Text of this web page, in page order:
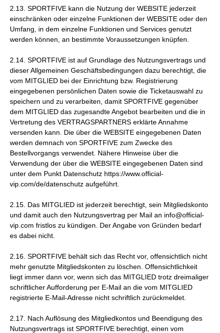
2.13. SPORTFIVE kann die Nutzung der WEBSITE jederzeit
einschränken oder einzelne Funktionen der WEBSITE oder den
Umfang, in dem einzelne Funktionen und Services genutzt
werden können, an bestimmte Voraussetzungen knüpfen.
2.14. SPORTFIVE ist auf Grundlage des Nutzungsvertrags und
dieser Allgemeinen Geschäftsbedingungen dazu berechtigt, die
vom MITGLIED bei der Einrichtung bzw. Registrierung
eingegebenen persönlichen Daten sowie die Ticketauswahl zu
speichern und zu verarbeiten, damit SPORTFIVE gegenüber
dem MITGLIED das zugesandte Angebot bearbeiten und die in
Vertretung des VERTRAGSPARTNERS erklärte Annahme
versenden kann. Die über die WEBSITE eingegebenen Daten
werden demnach von SPORTFIVE zum Zwecke des
Bestellvorgangs verwendet. Nähere Hinweise über die
Verwendung der über die WEBSITE eingegebenen Daten sind
unter dem Punkt Datenschutz https://www.official-
vip.com/de/datenschutz aufgeführt.
2.15. Das MITGLIED ist jederzeit berechtigt, sein Mitgliedskonto
und damit auch den Nutzungsvertrag per Mail an info@official-
vip.com fristlos zu kündigen. Der Angabe von Gründen bedarf
es dabei nicht.
2.16. SPORTFIVE behält sich das Recht vor, offensichtlich nicht
mehr genutzte Mitgliedskonten zu löschen. Offensichtlichkeit
liegt immer dann vor, wenn sich das MITGLIED trotz dreimaliger
schriftlicher Aufforderung per E-Mail an die vom MITGLIED
registrierte E-Mail-Adresse nicht schriftlich zurückmeldet.
2.17. Nach Auflösung des Mitgliedkontos und Beendigung des
Nutzungsvertrags ist SPORTFIVE berechtigt, einen vom